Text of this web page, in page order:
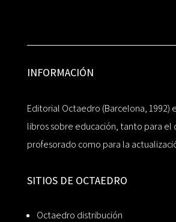
INFORMACIÓN
Editorial Octaedro (Barcelona, 1992)
libros sobre educación, tanto para el
profesorado como para la
SITIOS DE OCTAEDRO
Octaedro distribución